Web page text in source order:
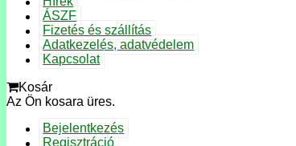
ÁSZF
Fizetés és szállítás
Adatkezelés, adatvédelem
Kapcsolat
Kosár
Az Ön kosara üres.
Bejelentkezés
Regisztráció